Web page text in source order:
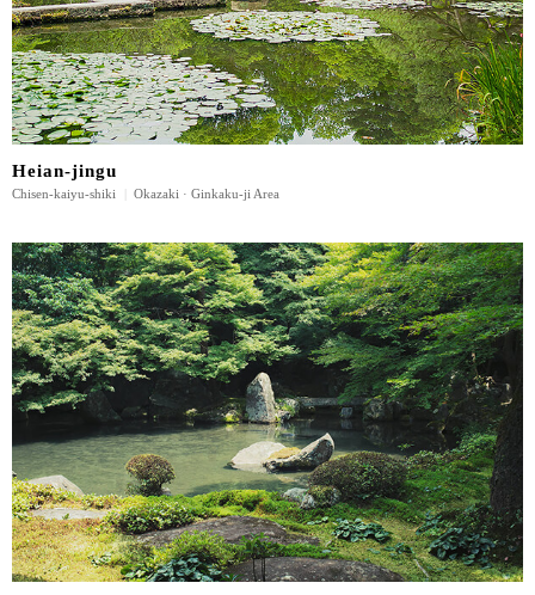
Heian-jingu
Chisen-kaiyu-shiki Okazaki · Ginkaku-ji Area